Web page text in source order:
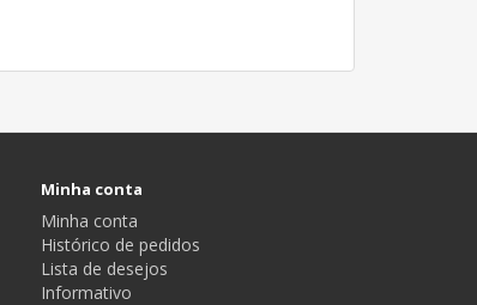
Minha conta
Minha conta
Histórico de pedidos
Lista de desejos
Informativo